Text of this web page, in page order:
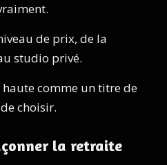
de prix, de la
studio privé.
comme un titre de
choisir.
la retraite